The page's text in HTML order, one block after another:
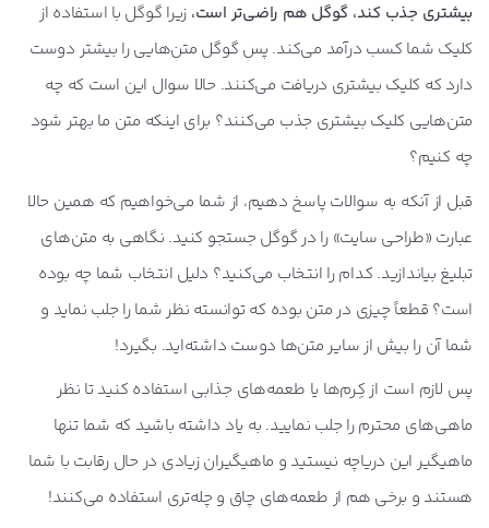
بیشتری جذب کند، گوگل هم راضی‌تر است، زیرا گوگل با استفاده از
کلیک شما کسب درآمد می‌کند. پس گوگل متن‌هایی را بیشتر دوست
دارد که کلیک بیشتری دریافت می‌کنند. حالا سوال این است که چه
متن‌هایی کلیک بیشتری جذب می‌کنند؟ برای اینکه متن ما بهتر شود
چه کنیم؟
قبل از آنکه به سوالات پاسخ دهیم، از شما می‌خواهیم که همین حالا
عبارت «طراحی سایت» را در گوگل جستجو کنید. نگاهی به متن‌های
تبلیغ بیاندازید. کدام را انتخاب می‌کنید؟ دلیل انتخاب شما چه بوده
است؟ قطعاً چیزی در متن بوده که توانسته نظر شما را جلب نماید و
شما آن را بیش از سایر متن‌ها دوست داشته‌اید. بگیرد!
پس لازم است از کِرم‌ها یا طعمه‌های جذابی استفاده کنید تا نظر
ماهی‌های محترم را جلب نمایید. به یاد داشته باشید که شما تنها
ماهیگیر این دریاچه نیستید و ماهیگیران زیادی در حال رقابت با شما
هستند و برخی هم از طعمه‌های چاق و چله‌تری استفاده می‌کنند!